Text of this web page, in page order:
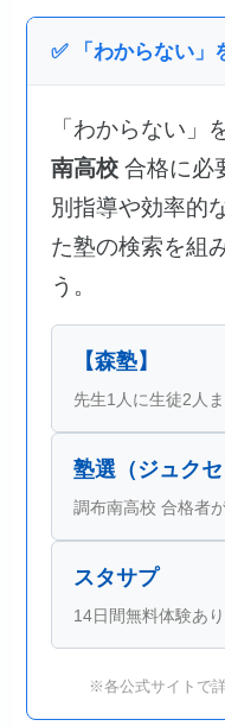
✅ 「わからない」
「わからない」
南高校 合格に必
別指導や効率的
た塾の検索を組
う。
【森塾】
先生1人に生徒2人
塾選（ジュクセ
調布南高校 合格者
スタサプ
14日間無料体験あ
※各公式サイトで